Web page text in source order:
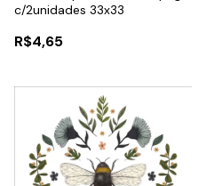
c/2unidades 33x33
R$4,65